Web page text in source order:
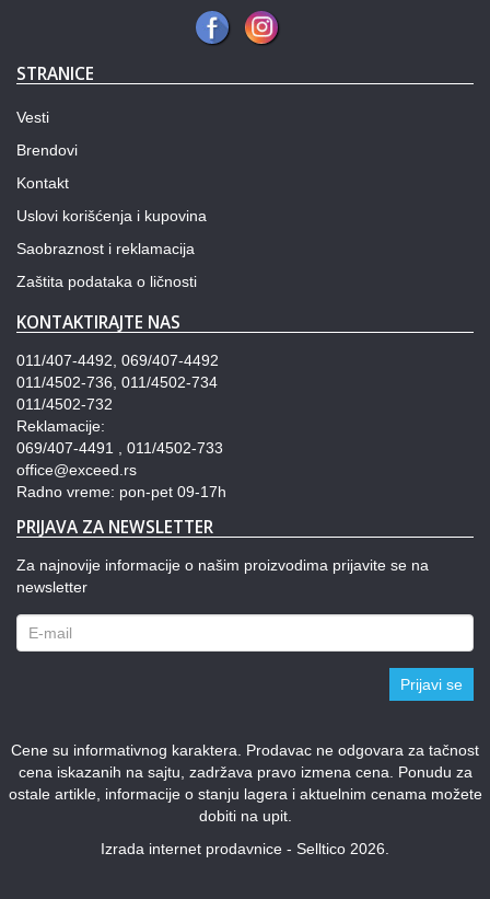
STRANICE
Vesti
Brendovi
Kontakt
Uslovi korišćenja i kupovina
Saobraznost i reklamacija
Zaštita podataka o ličnosti
KONTAKTIRAJTE NAS
011/407-4492, 069/407-4492
011/4502-736, 011/4502-734
011/4502-732
Reklamacije:
069/407-4491 , 011/4502-733
office@exceed.rs
Radno vreme: pon-pet 09-17h
PRIJAVA ZA NEWSLETTER
Za najnovije informacije o našim proizvodima prijavite se na
newsletter
Prijavi se
Cene su informativnog karaktera. Prodavac ne odgovara za tačnost
cena iskazanih na sajtu, zadržava pravo izmena cena. Ponudu za
ostale artikle, informacije o stanju lagera i aktuelnim cenama možete
dobiti na upit.
Izrada internet prodavnice - Selltico 2026.